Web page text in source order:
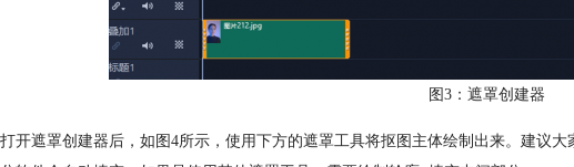
图3：遮罩创建器
打开遮罩创建器后，如图4所示，使用下方的遮罩工具将抠图主体绘制出来。建议